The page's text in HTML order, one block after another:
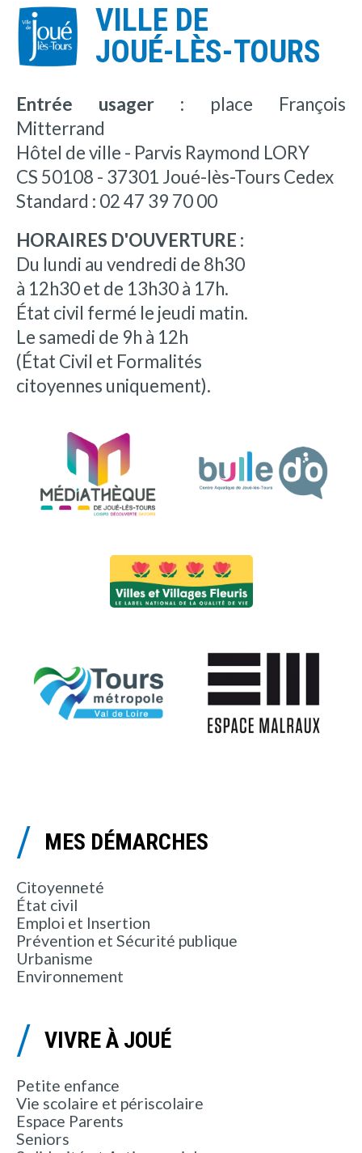
VILLE DE
JOUÉ-LÈS-TOURS
Entrée usager : place François
Mitterrand
Hôtel de ville - Parvis Raymond LORY
CS 50108 - 37301 Joué-lès-Tours Cedex
Standard : 02 47 39 70 00
HORAIRES D'OUVERTURE :
Du lundi au vendredi de 8h30
à 12h30 et de 13h30 à 17h.
État civil fermé le jeudi matin.
Le samedi de 9h à 12h
(État Civil et Formalités
citoyennes uniquement).
MES DÉMARCHES
Citoyenneté
État civil
Emploi et Insertion
Prévention et Sécurité publique
Urbanisme
Environnement
VIVRE À JOUÉ
Petite enfance
Vie scolaire et périscolaire
Espace Parents
Seniors